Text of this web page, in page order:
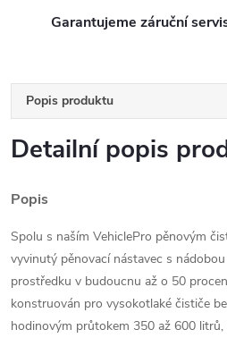
Garantujeme záruční
Popis produktu
Detailní popis
Popis
Spolu s naším VehiclePro pěnovým
vyvinutý pěnovací nástavec s
prostředku v budoucnu až o 50
konstruován pro vysokotlaké čističe
hodinovým průtokem 350 až 600